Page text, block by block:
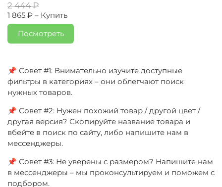
2 444 ₽
1 865 ₽ – Купить
Посмотреть
📌 Совет #1: Внимательно изучите доступные
фильтры в категориях – они облегчают поиск
нужных товаров.
📌 Совет #2: Нужен похожий товар / другой цвет /
другая версия? Скопируйте название товара и
вбейте в поиск по сайту, либо напишите нам в
мессенджеры.
📌 Совет #3: Не уверены с размером? Напишите нам
в мессенджеры – мы проконсультируем и поможем с
подбором.